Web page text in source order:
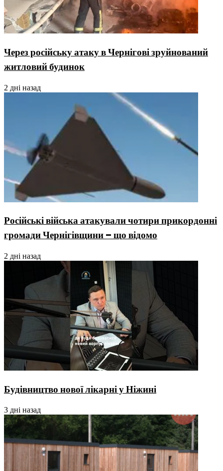
Через російську атаку в Чернігові зруйнований
житловий будинок
2 дні назад
Російські війська атакували чотири прикордонні
громади Чернігівщини – що відомо
2 дні назад
Будівництво нової лікарні у Ніжині
3 дні назад